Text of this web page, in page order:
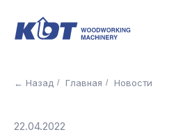
← Назад / Главная / Новости
22.04.2022